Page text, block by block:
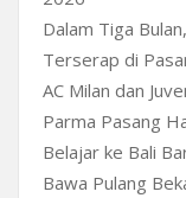
Dalam Tiga
Terserap di
AC Milan dan
Parma Pasang
Belajar ke Bali
Bawa Pulang